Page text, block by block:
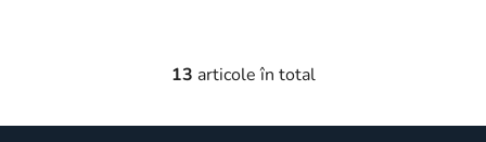
C
n
13 articole în total